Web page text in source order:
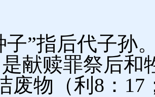
子”指后代子孙
献赎罪祭后和
废物（利8：17